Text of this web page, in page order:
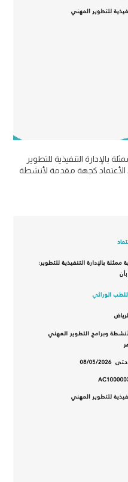
بالإدارة التنفيذية للتطوير
الأعتماد كجهة مقدمة لأنشطة